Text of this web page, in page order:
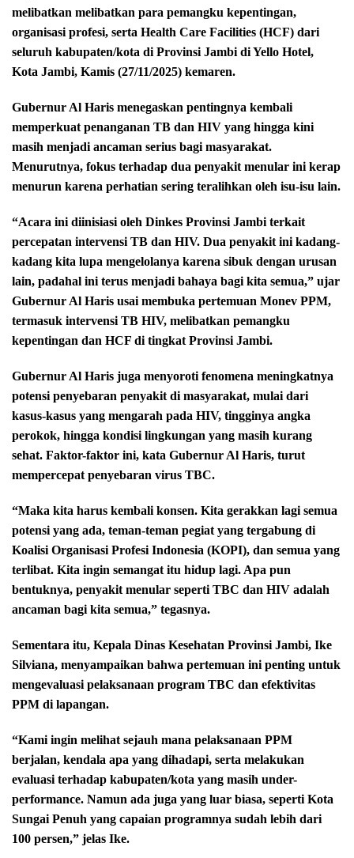
melibatkan melibatkan para pemangku kepentingan,
organisasi profesi, serta Health Care Facilities (HCF) dari
seluruh kabupaten/kota di Provinsi Jambi di Yello Hotel,
Kota Jambi, Kamis (27/11/2025) kemaren.
Gubernur Al Haris menegaskan pentingnya kembali
memperkuat penanganan TB dan HIV yang hingga kini
masih menjadi ancaman serius bagi masyarakat.
Menurutnya, fokus terhadap dua penyakit menular ini kerap
menurun karena perhatian sering teralihkan oleh isu-isu lain.
“Acara ini diinisiasi oleh Dinkes Provinsi Jambi terkait
percepatan intervensi TB dan HIV. Dua penyakit ini kadang-
kadang kita lupa mengelolanya karena sibuk dengan urusan
lain, padahal ini terus menjadi bahaya bagi kita semua,” ujar
Gubernur Al Haris usai membuka pertemuan Monev PPM,
termasuk intervensi TB HIV, melibatkan pemangku
kepentingan dan HCF di tingkat Provinsi Jambi.
Gubernur Al Haris juga menyoroti fenomena meningkatnya
potensi penyebaran penyakit di masyarakat, mulai dari
kasus-kasus yang mengarah pada HIV, tingginya angka
perokok, hingga kondisi lingkungan yang masih kurang
sehat. Faktor-faktor ini, kata Gubernur Al Haris, turut
mempercepat penyebaran virus TBC.
“Maka kita harus kembali konsen. Kita gerakkan lagi semua
potensi yang ada, teman-teman pegiat yang tergabung di
Koalisi Organisasi Profesi Indonesia (KOPI), dan semua yang
terlibat. Kita ingin semangat itu hidup lagi. Apa pun
bentuknya, penyakit menular seperti TBC dan HIV adalah
ancaman bagi kita semua,” tegasnya.
Sementara itu, Kepala Dinas Kesehatan Provinsi Jambi, Ike
Silviana, menyampaikan bahwa pertemuan ini penting untuk
mengevaluasi pelaksanaan program TBC dan efektivitas
PPM di lapangan.
“Kami ingin melihat sejauh mana pelaksanaan PPM
berjalan, kendala apa yang dihadapi, serta melakukan
evaluasi terhadap kabupaten/kota yang masih under-
performance. Namun ada juga yang luar biasa, seperti Kota
Sungai Penuh yang capaian programnya sudah lebih dari
100 persen,” jelas Ike.